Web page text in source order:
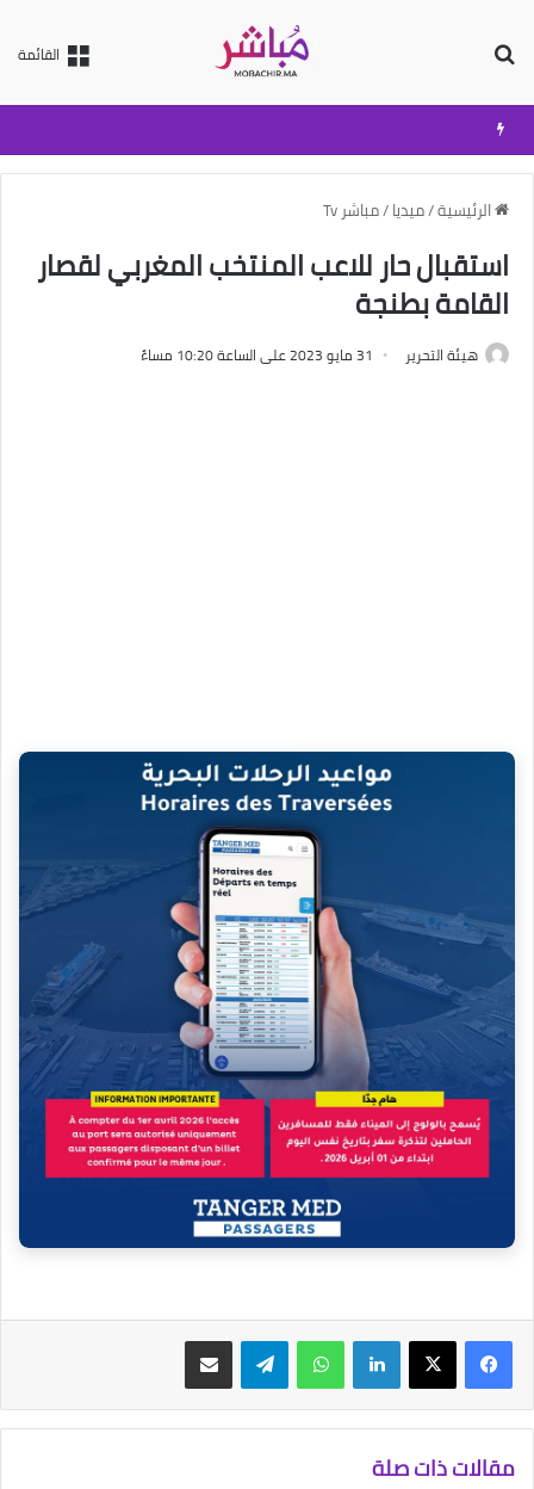
القائمة
الرئيسية/ميديا/مباشر Tv
استقبال حار للاعب المنتخب المغربي لقصار
القامة بطنجة
هيئة التحرير 31 مايو 2023 على الساعة 10:20 مساءً
فيسبوك‫X لينكدإن واتساب تيلقرام مشاركة عبر البريد
مقالات ذات صلة